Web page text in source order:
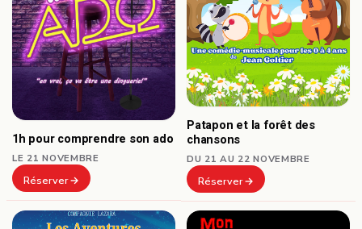
1h pour comprendre son ado
LE 21 NOVEMBRE
Réserver
Patapon et la forêt des
chansons
DU 21 AU 22 NOVEMBRE
Réserver